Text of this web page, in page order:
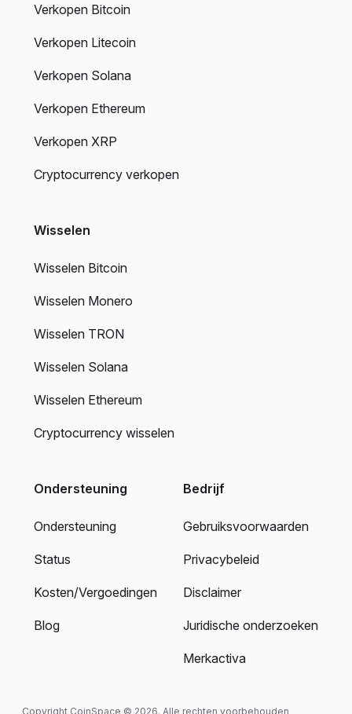
Verkopen Bitcoin
Verkopen Litecoin
Verkopen Solana
Verkopen Ethereum
Verkopen XRP
Cryptocurrency verkopen
Wisselen
Wisselen Bitcoin
Wisselen Monero
Wisselen TRON
Wisselen Solana
Wisselen Ethereum
Cryptocurrency wisselen
Ondersteuning
Ondersteuning
Status
Kosten/Vergoedingen
Blog
Bedrijf
Gebruiksvoorwaarden
Privacybeleid
Disclaimer
Juridische onderzoeken
Merkactiva
Copyright CoinSpace © 2026. Alle rechten voorbehouden